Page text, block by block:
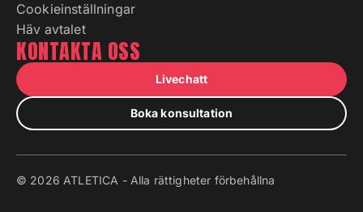
Cookieinställningar
Häv avtalet
KONTAKTA OSS
Livechatt
Boka konsultation
© 2026 ATLETICA - Alla rättigheter förbehållna